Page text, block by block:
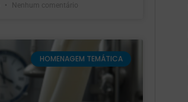
Nenhum comentário
HOMENAGEM TEMÁTICA